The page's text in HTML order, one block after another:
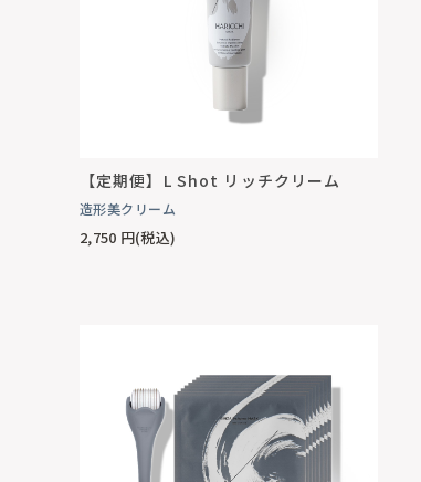
【定期便】L Shot リッチクリーム
造形美クリーム
2,750 円(税込)